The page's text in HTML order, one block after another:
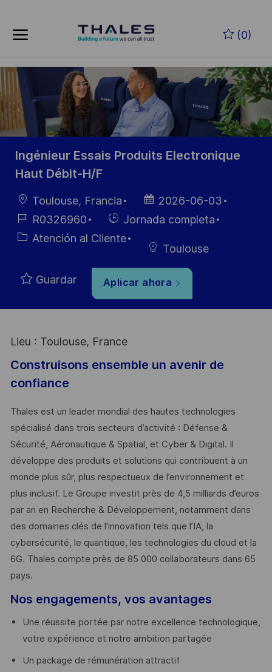
(0)
-
Ingénieur Essais Produits Electronique
Haut Débit-H/F
Ubicación
Toulouse, Francia
Fecha de
publicación
2026-06-03
ID de
empleo
R0326960
Hiring
Type
Jornada completa
Categoría
Atención al Cliente
Toulouse
Guardar Aplicar ahora
Lieu : Toulouse, France
Construisons ensemble un avenir de
confiance
Thales est un leader mondial des hautes technologies
spécialisé dans trois secteurs d’activité : Défense &
Sécurité, Aéronautique & Spatial, et Cyber & Digital. Il
développe des produits et solutions qui contribuent à un
monde plus sûr, plus respectueux de l’environnement et
plus inclusif. Le Groupe investit près de 4,5 milliards d’euros
par an en Recherche & Développement, notamment dans
des domaines clés de l’innovation tels que l’IA, la
cybersécurité, le quantique, les technologies du cloud et la
6G. Thales compte près de 85 000 collaborateurs dans 65
pays. ​
Nos engagements, vos avantages
Une réussite portée par notre excellence technologique,
votre expérience et notre ambition partagée
Un package de rémunération attractif